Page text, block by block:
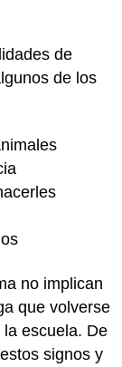
de
de los
no implican
que volverse
escuela. De
signos y